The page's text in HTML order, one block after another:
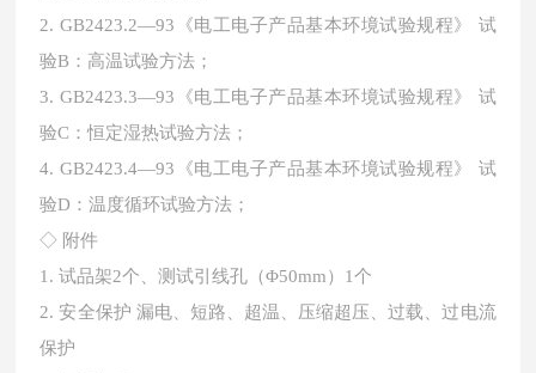
2. GB2423.2—93《电工电子产品基本环境试验规程》 试
验B：高温试验方法；
3. GB2423.3—93《电工电子产品基本环境试验规程》 试
验C：恒定湿热试验方法；
4. GB2423.4—93《电工电子产品基本环境试验规程》 试
验D：温度循环试验方法；
◇ 附件
1. 试品架2个、测试引线孔（Φ50mm）1个
2. 安全保护 漏电、短路、超温、压缩超压、过载、过电流
保护